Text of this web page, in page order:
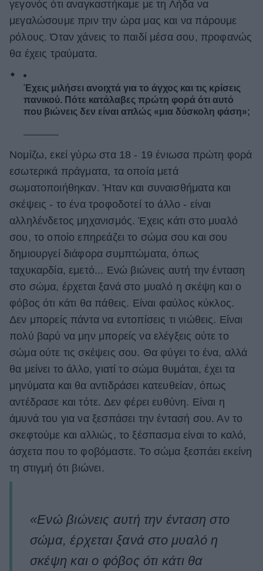
γεγονός ότι αναγκαστήκαμε με τη Λήδα να
μεγαλώσουμε πριν την ώρα μας και να πάρουμε
ρόλους. Όταν χάνεις το παιδί μέσα σου, προφανώς
θα έχεις τραύματα.
Έχεις μιλήσει ανοιχτά για το άγχος και τις κρίσεις
πανικού. Πότε κατάλαβες πρώτη φορά ότι αυτό
που βιώνεις δεν είναι απλώς «μια δύσκολη φάση»;
Νομίζω, εκεί γύρω στα 18 - 19 ένιωσα πρώτη φορά
εσωτερικά πράγματα, τα οποία μετά
σωματοποιήθηκαν. Ήταν και συναισθήματα και
σκέψεις - το ένα τροφοδοτεί το άλλο - είναι
αλληλένδετος μηχανισμός. Έχεις κάτι στο μυαλό
σου, το οποίο επηρεάζει το σώμα σου και σου
δημιουργεί διάφορα συμπτώματα, όπως
ταχυκαρδία, εμετό... Ενώ βιώνεις αυτή την ένταση
στο σώμα, έρχεται ξανά στο μυαλό η σκέψη και ο
φόβος ότι κάτι θα πάθεις. Είναι φαύλος κύκλος.
Δεν μπορείς πάντα να εντοπίσεις τι νιώθεις. Είναι
πολύ βαρύ να μην μπορείς να ελέγξεις ούτε το
σώμα ούτε τις σκέψεις σου. Θα φύγει το ένα, αλλά
θα μείνει το άλλο, γιατί το σώμα θυμάται, έχει τα
μηνύματα και θα αντιδράσει κατευθείαν, όπως
αντέδρασε και τότε. Δεν φέρει ευθύνη. Είναι η
άμυνά του για να ξεσπάσει την έντασή σου. Αν το
σκεφτούμε και αλλιώς, το ξέσπασμα είναι το καλό,
άσχετα που το φοβόμαστε. Το σώμα ξεσπάει εκείνη
τη στιγμή ότι βιώνει.
«Ενώ βιώνεις αυτή την ένταση στο
σώμα, έρχεται ξανά στο μυαλό η
σκέψη και ο φόβος ότι κάτι θα